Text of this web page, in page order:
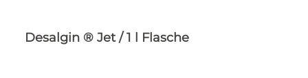
Desalgin ® Jet / 1 l Flasche